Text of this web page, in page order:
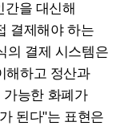
간을 대신해
결제해야 하는
의 결제 시스템은
해하고 정산과
능한 화폐가
된다"는 표현은